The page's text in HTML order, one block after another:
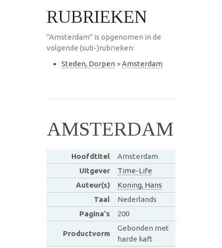
RUBRIEKEN
"Amsterdam" is opgenomen in de
volgende (sub-)rubrieken:
Steden, Dorpen >Amsterdam
AMSTERDAM
Hoofdtitel
Amsterdam
Uitgever
Time-Life
Auteur(s)
Koning, Hans
Taal
Nederlands
Pagina's
200
Productvorm
Gebonden met
harde kaft